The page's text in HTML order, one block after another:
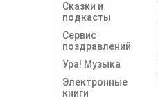
Сказки и
подкасты
Сервис
поздравлений
Ура! Музыка
Электронные
книги